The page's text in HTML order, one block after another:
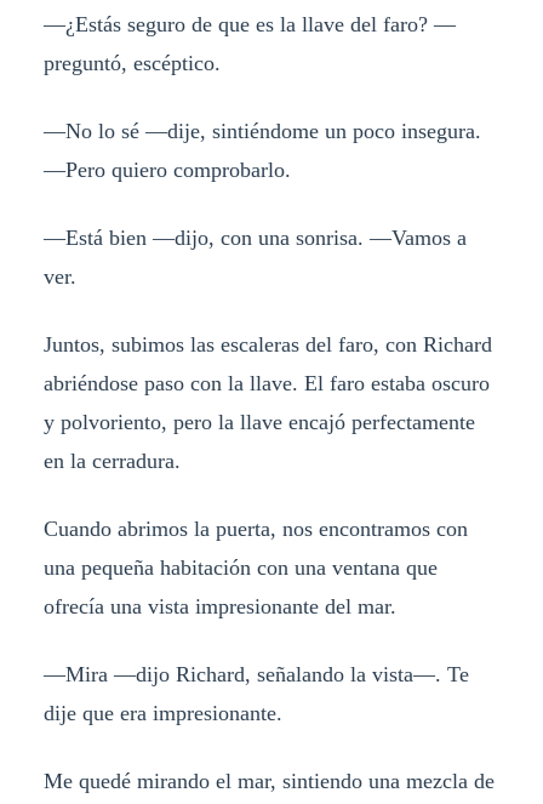
—¿Estás seguro de que es la llave del faro? —
preguntó, escéptico.
—No lo sé —dije, sintiéndome un poco insegura.
—Pero quiero comprobarlo.
—Está bien —dijo, con una sonrisa. —Vamos a
ver.
Juntos, subimos las escaleras del faro, con Richard
abriéndose paso con la llave. El faro estaba oscuro
y polvoriento, pero la llave encajó perfectamente
en la cerradura.
Cuando abrimos la puerta, nos encontramos con
una pequeña habitación con una ventana que
ofrecía una vista impresionante del mar.
—Mira —dijo Richard, señalando la vista—. Te
dije que era impresionante.
Me quedé mirando el mar, sintiendo una mezcla de